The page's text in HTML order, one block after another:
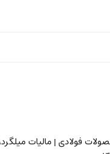
فولادی | مالیات